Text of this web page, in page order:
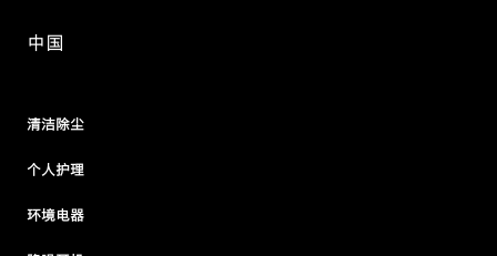
中国
清洁除尘
个人护理
环境电器